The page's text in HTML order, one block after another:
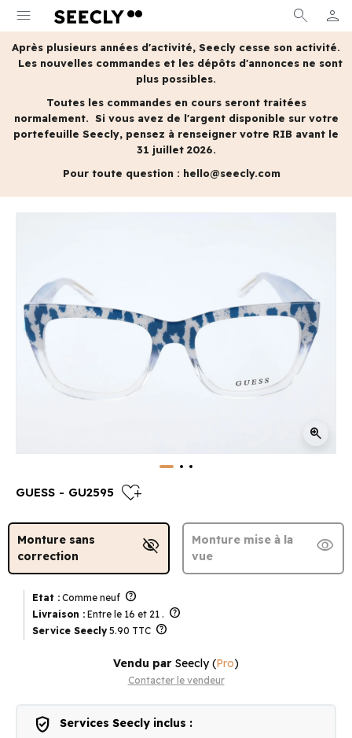
menu search person
MON
Après plusieurs années d'activité, Seecly cesse son activité.
Les nouvelles commandes et les dépôts d'annonces ne sont
plus possibles.
Toutes les commandes en cours seront traitées
normalement. Si vous avez de l'argent disponible sur votre
portefeuille Seecly, pensez à renseigner votre RIB avant le
31 juillet 2026.
Pour toute question : hello@seecly.com
zoom_in
GUESS - GU2595 heart_plus
Monture sans
correction
visibility_off
Monture mise à la
vue
visibility
Etat : Comme neuf help
Livraison : Entre le 16 et 21 . help
Service Seecly 5.90 TTC help
Vendu par Seecly(Pro)
Contacter le vendeur
verified_user Services Seecly inclus :